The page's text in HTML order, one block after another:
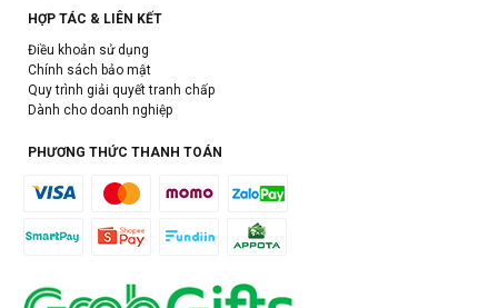
HỢP TÁC & LIÊN KẾT
Điều khoản sử dụng
Chính sách bảo mật
Quy trình giải quyết tranh chấp
Dành cho doanh nghiệp
PHƯƠNG THỨC THANH TOÁN